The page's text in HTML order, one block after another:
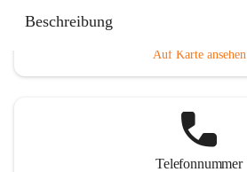
Beschreibung
Auf Karte ansehen
Telefonnummer